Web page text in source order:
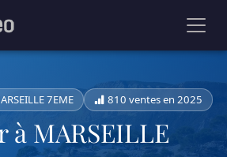
7EME 810 ventes en 2025
MARSEILLE